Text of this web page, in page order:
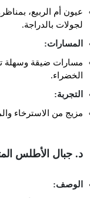
عيون أم الربيع،
لجولات بالدراجة.
المسارات:
مسارات ضيقة وسهلة
الخضراء.
التجربة:
مزيج من الاسترخاء
د. جبال الأطلس
الوصف: